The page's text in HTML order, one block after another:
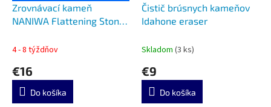
Zrovnávací kameň
NANIWA Flattening Stone
4 - 8 týždňov
€16
Do košíka
Čistič brúsnych kameňov
Idahone eraser
Skladom (3 ks)
€9
Do košíka